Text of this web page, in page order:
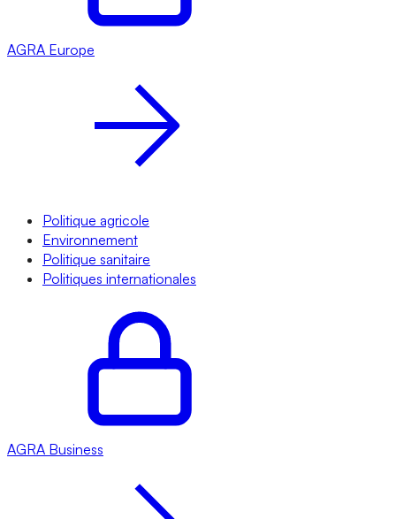
AGRA Europe
Politique agricole
Environnement
Politique sanitaire
Politiques internationales
AGRA Business